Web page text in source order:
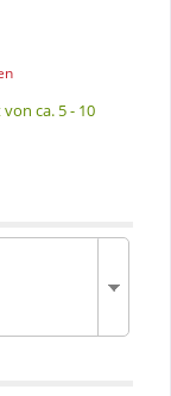
ca. 5 - 10